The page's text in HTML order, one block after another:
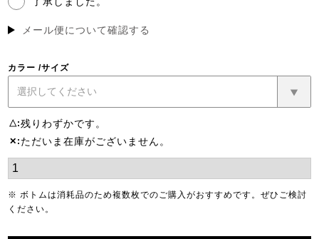
メール便について確認する
カラー サイズ
△ 残りわずかです。
✕ ただいま在庫がございません。
※ ボトムは消耗品のため複数枚でのご購入がおすすめです。ぜひご検討
ください。